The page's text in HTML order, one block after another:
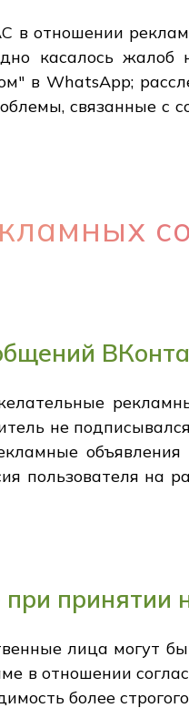
отношении
касалось жалоб
в WhatsApp;
связанные с
не
пользователя
принятии
лица могут
в отношении
более